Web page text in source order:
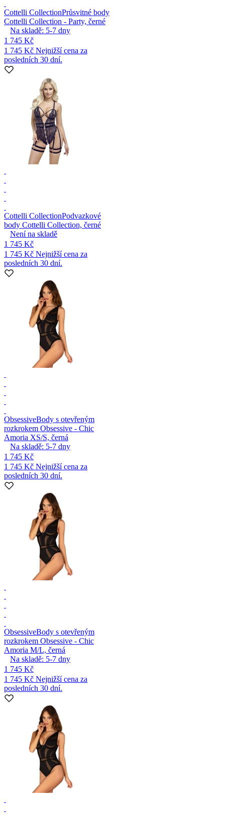
Cottelli CollectionPrůsvitné body
Cottelli Collection - Party, černé
Na skladě: 5-7 dny
1 745 Kč
1 745 Kč Nejnižší cena za
posledních 30 dní.
Cottelli CollectionPodvazkové
body Cottelli Collection, černé
Není na skladě
1 745 Kč
1 745 Kč Nejnižší cena za
posledních 30 dní.
ObsessiveBody s otevřeným
rozkrokem Obsessive - Chic
Amoria XS/S, černá
Na skladě: 5-7 dny
1 745 Kč
1 745 Kč Nejnižší cena za
posledních 30 dní.
ObsessiveBody s otevřeným
rozkrokem Obsessive - Chic
Amoria M/L, černá
Na skladě: 5-7 dny
1 745 Kč
1 745 Kč Nejnižší cena za
posledních 30 dní.